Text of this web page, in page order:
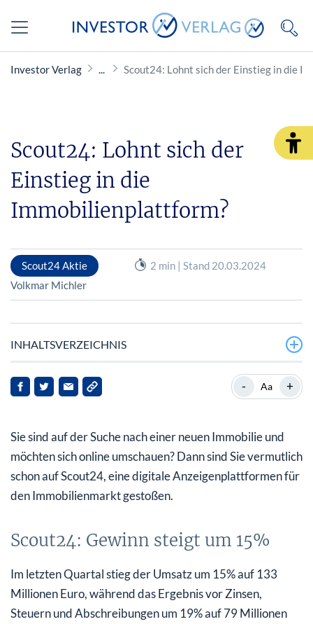
Investor Verlag Scout24: Lohnt sich der Einstieg in die
Scout24: Lohnt sich der
Einstieg in die
Immobilienplattform?
Scout24 Aktie
2 min | Stand 20.03.2024
Volkmar Michler
INHALTSVERZEICHNIS
Scout24: Gewinn steigt um 15%
Trotz schwierigem Markt optimistisch für 2024
Prognose: Umsatzrendite von 63%
Analysten sind positiv, sehen aber nur begrenztes
- Aa +
Sie sind auf der Suche nach einer neuen Immobilie und
möchten sich online umschauen? Dann sind Sie vermutlich
schon auf Scout24, eine digitale Anzeigenplattformen für
den Immobilienmarkt gestoßen.
Scout24: Gewinn steigt um 15%
Im letzten Quartal stieg der Umsatz um 15% auf 133
Millionen Euro, während das Ergebnis vor Zinsen,
Steuern und Abschreibungen um 19% auf 79 Millionen